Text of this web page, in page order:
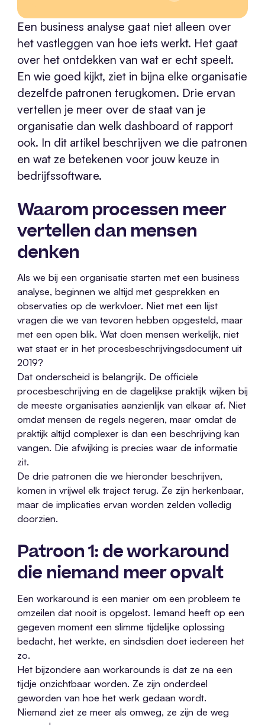
Een business analyse gaat niet alleen over
het vastleggen van hoe iets werkt. Het gaat
over het ontdekken van wat er echt speelt.
En wie goed kijkt, ziet in bijna elke organisatie
dezelfde patronen terugkomen. Drie ervan
vertellen je meer over de staat van je
organisatie dan welk dashboard of rapport
ook. In dit artikel beschrijven we die patronen
en wat ze betekenen voor jouw keuze in
bedrijfssoftware.
Waarom processen meer
vertellen dan mensen
denken
Als we bij een organisatie starten met een business
analyse, beginnen we altijd met gesprekken en
observaties op de werkvloer. Niet met een lijst
vragen die we van tevoren hebben opgesteld, maar
met een open blik. Wat doen mensen werkelijk, niet
wat staat er in het procesbeschrijvingsdocument uit
2019?
Dat onderscheid is belangrijk. De officiële
procesbeschrijving en de dagelijkse praktijk wijken bij
de meeste organisaties aanzienlijk van elkaar af. Niet
omdat mensen de regels negeren, maar omdat de
praktijk altijd complexer is dan een beschrijving kan
vangen. Die afwijking is precies waar de informatie
zit.
De drie patronen die we hieronder beschrijven,
komen in vrijwel elk traject terug. Ze zijn herkenbaar,
maar de implicaties ervan worden zelden volledig
doorzien.
Patroon 1: de workaround
die niemand meer opvalt
Een workaround is een manier om een probleem te
omzeilen dat nooit is opgelost. Iemand heeft op een
gegeven moment een slimme tijdelijke oplossing
bedacht, het werkte, en sindsdien doet iedereen het
zo.
Het bijzondere aan workarounds is dat ze na een
tijdje onzichtbaar worden. Ze zijn onderdeel
geworden van hoe het werk gedaan wordt.
Niemand ziet ze meer als omweg, ze zijn de weg